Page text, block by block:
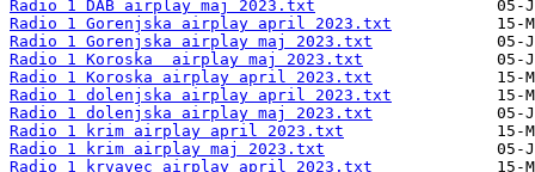
Radio 1 DAB airplay maj 2023.txt
Radio 1 Gorenjska airplay april 2023.txt
Radio 1 Gorenjska airplay maj 2023.txt
Radio 1 Koroska  airplay maj 2023.txt
Radio 1 Koroska airplay april 2023.txt
Radio 1 dolenjska airplay april 2023.txt
Radio 1 dolenjska airplay maj 2023.txt
Radio 1 krim airplay april 2023.txt
Radio 1 krim airplay maj 2023.txt
Radio 1 krvavec airplay april 2023.txt